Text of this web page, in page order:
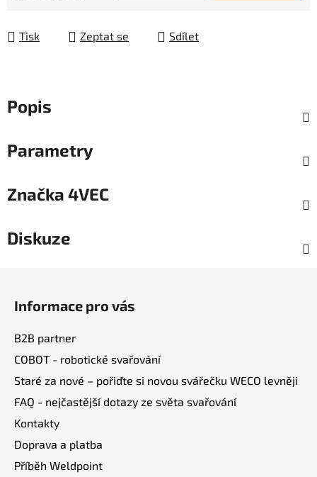
Tisk Zeptat se Sdílet
Popis
Parametry
Značka 4VEC
Diskuze
Informace pro vás
B2B partner
COBOT - robotické svařování
Staré za nové – pořiďte si novou svářečku WECO levněji
FAQ - nejčastější dotazy ze světa svařování
Kontakty
Doprava a platba
Příběh Weldpoint